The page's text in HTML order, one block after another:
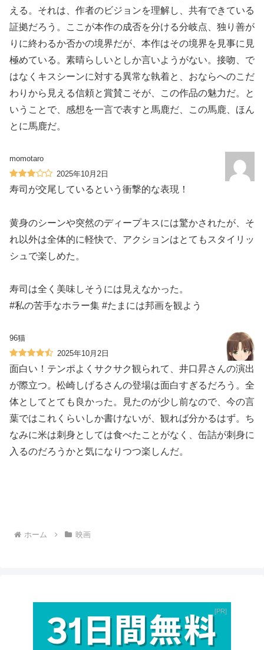
える。それは、作者のビジョンを理解し、共有できている
証拠だろう。ここが本作の成否を分ける分岐点、独り善が
りに終わるか否かの境界だが、本作はその境界を見事に見
極めている。素晴らしいとしか言いようがない。接吻、で
はなくキスシーンに対する異常な執着と、おならへのこだ
わりから見える信頼と賞賛こそが、この作品の魅力だ。と
いうことで、感想を一言で表すと馬鹿だ、この馬鹿、ほん
とに馬鹿だ。
momotaro
2025年10月2日
寿司が交尾しているという衝撃的な表現！
黄身のシーンや突然のディープキスには驚かされたが、そ
れ以外は全体的に軽快で、アクションはとてもスタイリッ
シュで楽しめた。
寿司は全く美味しそうには見えなかった。
#私の苦手なホラー集 #たまには邦画を観よう
96猫
2025年10月2日
面白い！テンポよくサクサク観られて、井口昇さんの演出
が際立つ。松崎しげるさんの登場は面白すぎるだろう。全
体としてとても良かった。見たのが少し前なので、今の言
葉ではこれくらいしか書けないが、観れば分かるはず。ち
なみに米は刺身としては食べたことがなく、缶詰が刺身に
入るのだろうかと気になりつつ楽しんだ。
ホーム 映画
PR